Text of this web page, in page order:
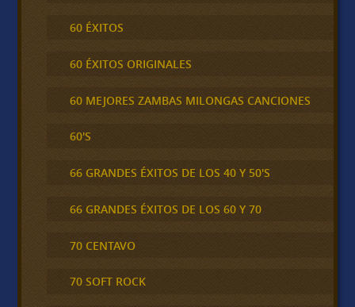
60 ÉXITOS
60 ÉXITOS ORIGINALES
60 MEJORES ZAMBAS MILONGAS CANCIONES
60'S
66 GRANDES ÉXITOS DE LOS 40 Y 50'S
66 GRANDES ÉXITOS DE LOS 60 Y 70
70 CENTAVO
70 SOFT ROCK